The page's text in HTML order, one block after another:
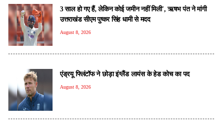
3 साल हो गए हैं, लेकिन कोई जमीन नहीं मिली', ऋषभ पंत ने मांगी
उत्तराखंड सीएम पुष्कर सिंह धामी से मदद
August 8, 2026
एंड्रयू फ्लिंटॉफ ने छोड़ा इंग्लैंड लायंस के हेड कोच का पद
August 8, 2026